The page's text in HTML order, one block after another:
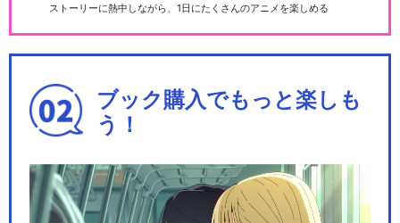
ストーリーに熱中しながら、1日にたくさんのアニメを楽しめる
ブック購入でもっと楽しも
う！